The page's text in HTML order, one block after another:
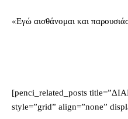
«Εγώ αισθάνομαι και
[penci_related_posts
style=”grid” align=”none”